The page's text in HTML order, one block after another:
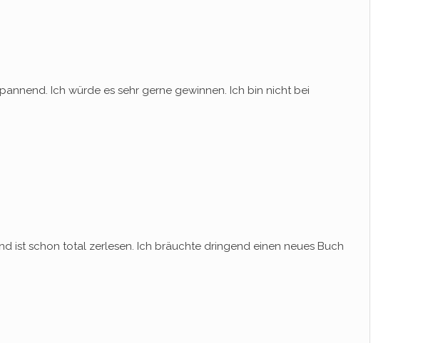
Ich würde es sehr gerne gewinnen. Ich bin nicht bei
ist schon total zerlesen. Ich bräuchte dringend einen neues Buch